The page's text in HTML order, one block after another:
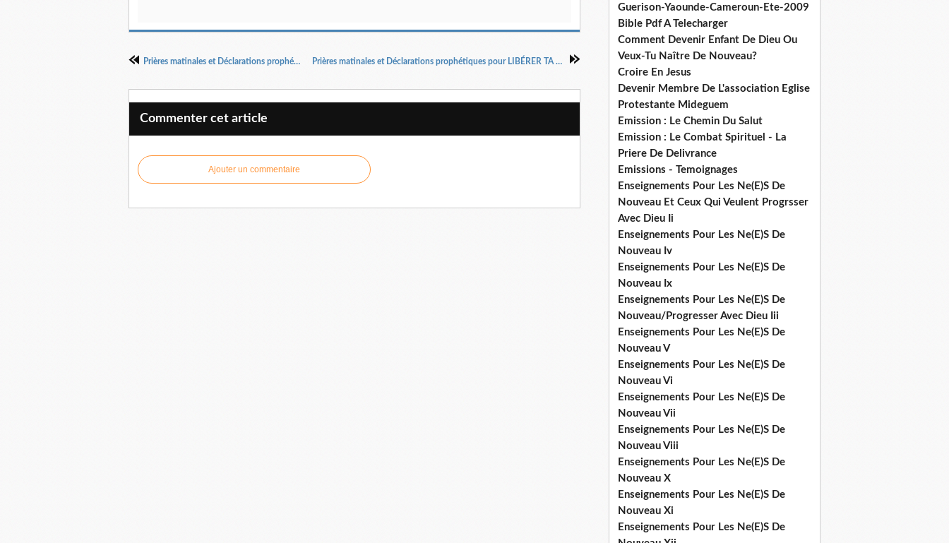
Prières matinales et Déclarations prophétiques avec le PSAUME 11 par Dr Pasteur Henri KPODAHI Prières matinales et Déclarations prophétiques pour LIBÉRER TA SITUATION MATRIMONIALE POUR LE MARIAGE par Docteur Pasteur Henri KPODAHI
Commenter cet article
Ajouter un commentaire
Guerison-Yaounde-Cameroun-Ete-2009
Bible Pdf A Telecharger
Comment Devenir Enfant De Dieu Ou
Veux-Tu Naître De Nouveau?
Croire En Jesus
Devenir Membre De L'association Eglise
Protestante Mideguem
Emission : Le Chemin Du Salut
Emission : Le Combat Spirituel - La
Priere De Delivrance
Emissions - Temoignages
Enseignements Pour Les Ne(E)S De
Nouveau Et Ceux Qui Veulent Progrsser
Avec Dieu Ii
Enseignements Pour Les Ne(E)S De
Nouveau Iv
Enseignements Pour Les Ne(E)S De
Nouveau Ix
Enseignements Pour Les Ne(E)S De
Nouveau/Progresser Avec Dieu Iii
Enseignements Pour Les Ne(E)S De
Nouveau V
Enseignements Pour Les Ne(E)S De
Nouveau Vi
Enseignements Pour Les Ne(E)S De
Nouveau Vii
Enseignements Pour Les Ne(E)S De
Nouveau Viii
Enseignements Pour Les Ne(E)S De
Nouveau X
Enseignements Pour Les Ne(E)S De
Nouveau Xi
Enseignements Pour Les Ne(E)S De